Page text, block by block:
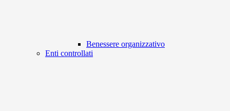
Benessere organizzativo
Enti controllati